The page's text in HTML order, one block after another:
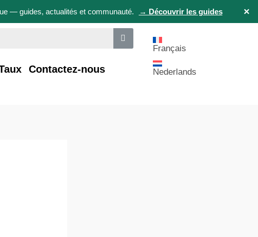
— guides, actualités et communauté. → Découvrir les guides ×
Contactez-nous
Français
Nederlands